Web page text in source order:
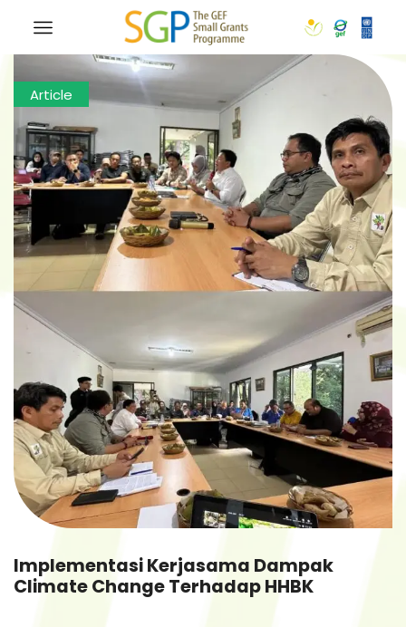
Article
Implementasi Kerjasama Dampak
Climate Change Terhadap HHBK